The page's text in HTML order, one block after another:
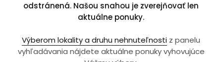
odstránená. Našou snahou je zverejňovať len
aktuálne ponuky.
Výberom lokality a druhu nehnuteľnosti z panelu
vyhľadávania nájdete aktuálne ponuky vyhovujúce